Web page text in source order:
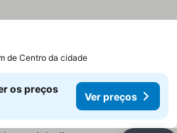
de Centro da cidade
os preços
Ver preços